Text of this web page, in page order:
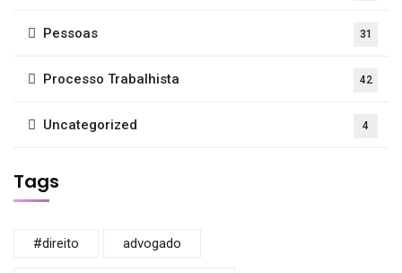
Pessoas 31
Processo Trabalhista 42
Uncategorized 4
Tags
#direito advogado